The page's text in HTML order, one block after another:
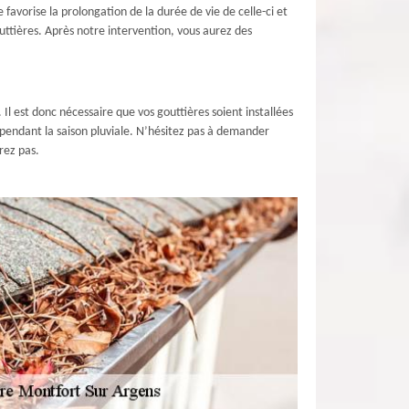
la prolongation de la durée de vie de celle-ci et
Après notre intervention, vous aurez des
est donc nécessaire que vos gouttières soient installées
la saison pluviale. N’hésitez pas à demander
pas.